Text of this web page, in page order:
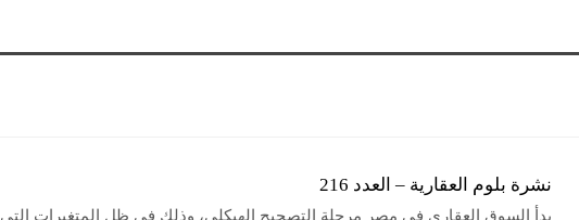
نشرة بلوم العقارية – العدد 216
بدأ السوق العقاري في مصر مرحلة التصحيح الهيكلي، وذلك في ظل المتغيرات التي